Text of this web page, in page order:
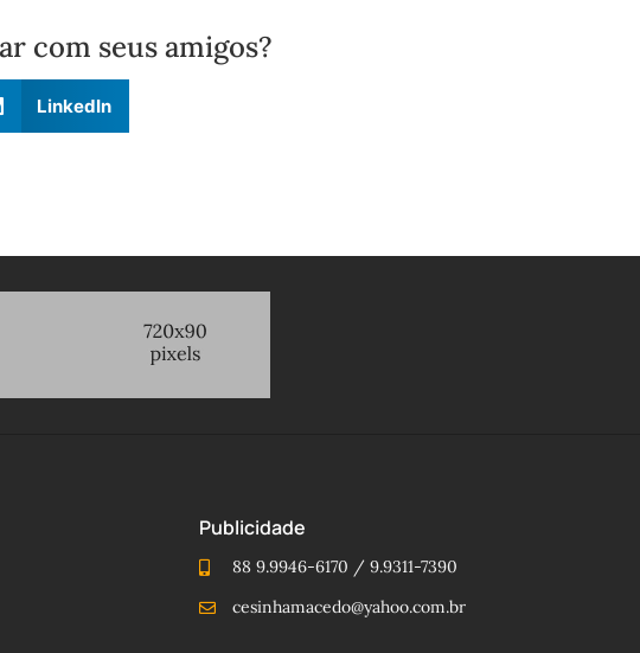
com seus amigos?
LinkedIn
Publicidade
88 9.9946-6170 / 9.9311-7390
cesinhamacedo@yahoo.com.br